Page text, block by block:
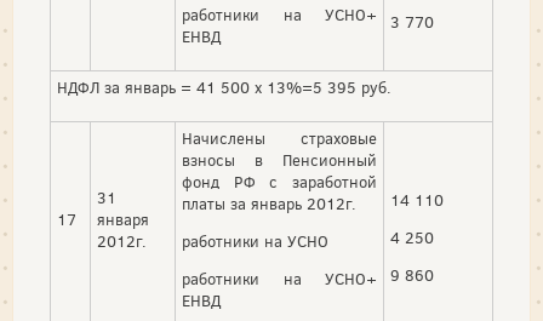
работники на УСНО+
ЕНВД
3 770
НДФЛ за январь = 41 500 х 13%=5 395 руб.
17
31
января
2012г.
Начислены страховые
взносы в Пенсионный
фонд РФ с заработной
платы за январь 2012г.
работники на УСНО
работники на УСНО+
ЕНВД
14 110
4 250
9 860